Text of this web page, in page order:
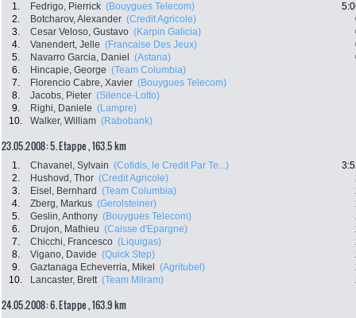
1. Fedrigo, Pierrick (Bouygues Telecom)
2.
Botcharov, Alexander (Credit Agricole)
3.
Cesar Veloso, Gustavo (Karpin Galicia)
4.
Vanendert, Jelle (Francaise Des Jeux)
5.
Navarro Garcia, Daniel (Astana)
6.
Hincapie, George (Team Columbia)
7.
Florencio Cabre, Xavier (Bouygues Telecom)
8.
Jacobs, Pieter (Silence-Lotto)
9.
Righi, Daniele (Lampre)
10.
Walker, William (Rabobank)
23.05.2008: 5. Etappe , 163.5 km
1. Chavanel, Sylvain (Cofidis, le Credit Par Te...)
2.
Hushovd, Thor (Credit Agricole)
3.
Eisel, Bernhard (Team Columbia)
4.
Zberg, Markus (Gerolsteiner)
5.
Geslin, Anthony (Bouygues Telecom)
6.
Drujon, Mathieu (Caisse d'Epargne)
7.
Chicchi, Francesco (Liquigas)
8.
Vigano, Davide (Quick Step)
9.
Gaztanaga Echeverria, Mikel (Agritubel)
10.
Lancaster, Brett (Team Milram)
24.05.2008: 6. Etappe , 163.9 km